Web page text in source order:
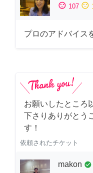
sentiment_satisfied 107 sentiment_neutral
プロのアドバイス
お願いしたところ
下さりありがとう
す！
依頼されたチケット
makon check_circle